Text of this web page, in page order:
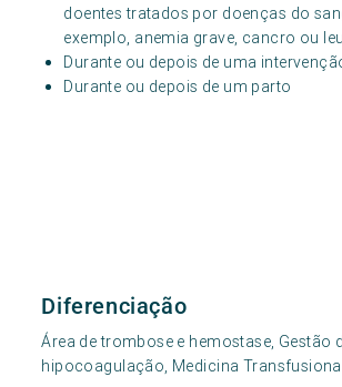
doentes tratados por doenças do
exemplo, anemia grave, cancro ou
Durante ou depois de uma
Durante ou depois de um parto
Diferenciação
Área de trombose e hemostase, Gestão
hipocoagulação, Medicina Transfusiona